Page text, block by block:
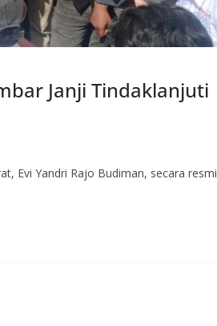
Janji Tindaklanjuti
Evi Yandri Rajo Budiman, secara resmi